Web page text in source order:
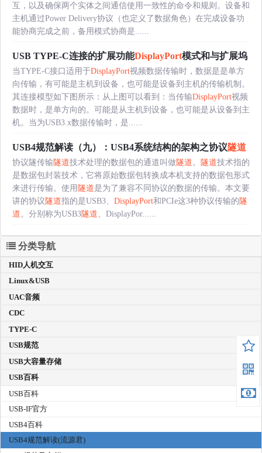
互，以及确保两个实体之间通信使用一致性的命令和规则。设备和
主机通过Power Delivery协议（也定义了数据角色）在完成设备功
能协商完成之前，备用模式协商是......
USB TYPE-C连接的扩展功能DisplayPort模式和与扩展坞
当TYPE-C接口适用于DisplayPort视频数据传输时，数据是是单方
向传输，有可能是主机到设备，也可能是设备到主机的传输机制。
其连接模型如下图所示：从上图可以看到：当传输DisplayPort视频
数据时，是单方向的。可能是从主机到设备，也可能是从设备到主
机。当为USB3.x数据传输时，是......
USB4规范解读（九）：USB4系统结构的架构之协议隧道
协议隧传输隧道技术处理的数据包的通道叫做隧道 。 隧道技术指的
是数据包封装技术，它将原始数据包转换成本机支持的数据包形式
来进行传输。使用 隧道是为了兼容不同协议的数据的传输。本文要
讲的协议隧道指的是USB3、 DisplayPort和PCIe这3种协议传输的隧
道 。分别称为USB3隧道 、DisplayPor......
分类导航
HID人机交互
Linux&USB
UAC音频
CDC
TYPE-C
USB规范
USB大容量存储
USB百科
USB百科
USB-IF官方
USB4百科
USB4规范解读(流源君)